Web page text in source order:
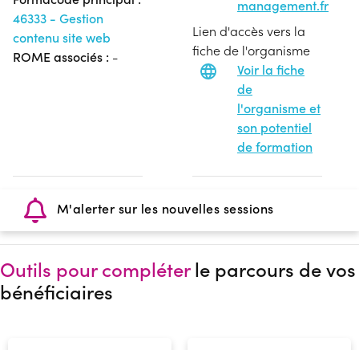
46333 - Gestion
contenu site web
ROME associés : -
management.fr
Lien d'accès vers la
fiche de l'organisme
Voir la fiche
de
l'organisme et
son potentiel
de formation
M'alerter sur les nouvelles sessions
Outils pour compléterle parcours de vos
bénéficiaires